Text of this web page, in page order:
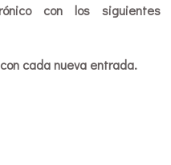
con los siguientes
cada nueva entrada.